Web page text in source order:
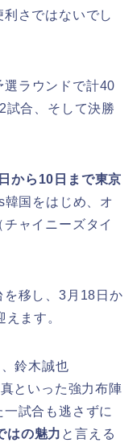
さではないでし
ラウンドで計40
試合、そして決勝
から10日まで東京
国をはじめ、オ
ャイニーズタイ
を移し、3月18日か
ます。
鈴木誠也
といった強力布陣
試合も逃さずに
はの魅力 と言える